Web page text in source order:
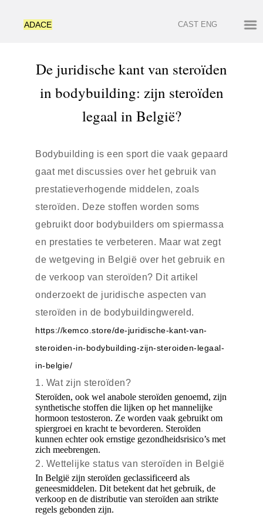
ADACE CAST ENG
De juridische kant van steroïden
in bodybuilding: zijn steroïden
legaal in België?
Bodybuilding is een sport die vaak gepaard
gaat met discussies over het gebruik van
prestatieverhogende middelen, zoals
steroïden. Deze stoffen worden soms
gebruikt door bodybuilders om spiermassa
en prestaties te verbeteren. Maar wat zegt
de wetgeving in België over het gebruik en
de verkoop van steroïden? Dit artikel
onderzoekt de juridische aspecten van
steroïden in de bodybuildingwereld.
https://kemco.store/de-juridische-kant-van-
steroiden-in-bodybuilding-zijn-steroiden-legaal-
in-belgie/
1. Wat zijn steroïden?
Steroïden, ook wel anabole steroïden genoemd, zijn
synthetische stoffen die lijken op het mannelijke
hormoon testosteron. Ze worden vaak gebruikt om
spiergroei en kracht te bevorderen. Steroïden
kunnen echter ook ernstige gezondheidsrisico’s met
zich meebrengen.
2. Wettelijke status van steroïden in België
In België zijn steroïden geclassificeerd als
geneesmiddelen. Dit betekent dat het gebruik, de
verkoop en de distributie van steroïden aan strikte
regels gebonden zijn.